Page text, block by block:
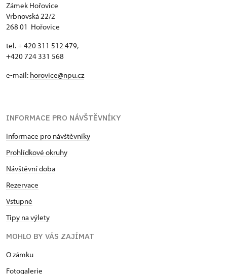
Zámek Hořovice
Vrbnovská 22/2
268 01 Hořovice
tel. + 420 311 512 479,
+420 724 331 568
e-mail: horovice@npu.cz
INFORMACE PRO NÁVŠTĚVNÍKY
Informace pro návštěvníky
Prohlídkové okruhy
Návštěvní doba
Rezervace
Vstupné
Tipy na výlety
MOHLO BY VÁS ZAJÍMAT
O zámku
Fotogalerie